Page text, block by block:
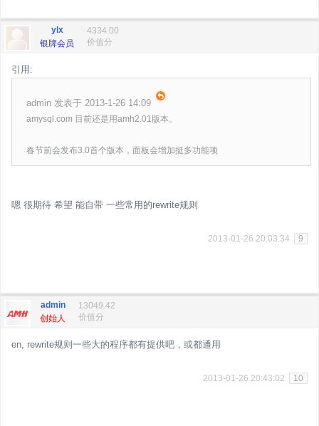
ylx
银牌会员
4334.00
价值分
引用:
admin 发表于 2013-1-26 14:09
amysql.com 目前还是用amh2.01版本。
春节前会发布3.0首个版本，面板会增加挺多功能项
嗯 很期待 希望 能自带 一些常用的rewrite规则
2013-01-26 20:03:34 9
admin
创始人
13049.42
价值分
en, rewrite规则一些大的程序都有提供吧，或都通用
2013-01-26 20:43:02 10